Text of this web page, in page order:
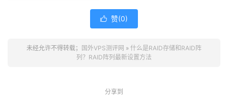
 赞(0)
未经允许不得转载； 国外VPS测评网 » 什么是RAID存储和RAID阵
列？RAID阵列最新设置方法
分享到